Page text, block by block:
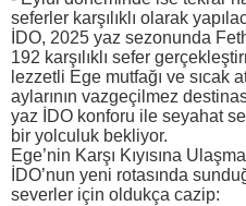
seferler karşılıklı olarak
İDO, 2025 yaz sezonunda
192 karşılıklı sefer
lezzetli Ege mutfağı ve sıcak
aylarının vazgeçilmez
yaz İDO konforu ile seyahat
bir yolculuk bekliyor.
Ege’nin Karşı Kıyısına
İDO’nun yeni rotasında
severler için oldukça cazip: